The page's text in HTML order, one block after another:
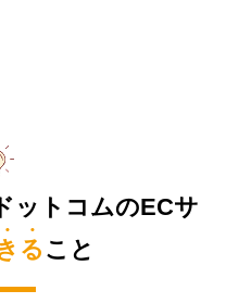
ットコムのECサ
る こと